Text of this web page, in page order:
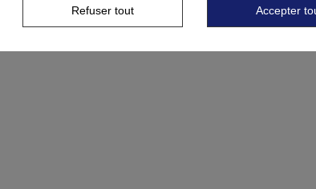
Refuser tout Accepter